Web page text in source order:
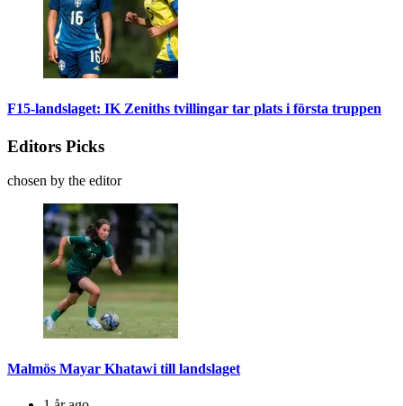
F15-landslaget: IK Zeniths tvillingar tar plats i första truppen
Editors Picks
chosen by the editor
Malmös Mayar Khatawi till landslaget